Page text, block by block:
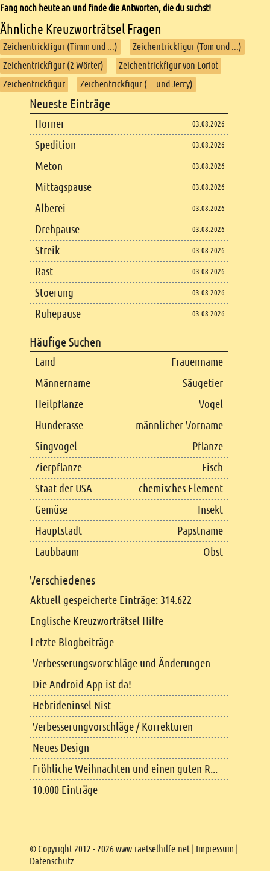
Fang noch heute an und finde die Antworten, die du suchst!
Ähnliche Kreuzworträtsel Fragen
Zeichentrickfigur (Timm und ...)
Zeichentrickfigur (Tom und ...)
Zeichentrickfigur (2 Wörter)
Zeichentrickfigur von Loriot
Zeichentrickfigur
Zeichentrickfigur (... und Jerry)
Copyright
© Copyright 2012 - 2026 www.raetselhilfe.net | Impressum |
Datenschutz
Footer content
Neueste Einträge
Horner 03.08.2026
Spedition 03.08.2026
Meton 03.08.2026
Mittagspause 03.08.2026
Alberei 03.08.2026
Drehpause 03.08.2026
Streik 03.08.2026
Rast 03.08.2026
Stoerung 03.08.2026
Ruhepause 03.08.2026
Häufige Suchen
Land
Frauenname
Männername
Säugetier
Heilpflanze
Vogel
Hunderasse
männlicher Vorname
Singvogel
Pflanze
Zierpflanze
Fisch
Staat der USA
chemisches Element
Gemüse
Insekt
Hauptstadt
Papstname
Laubbaum
Obst
Verschiedenes
Aktuell gespeicherte Einträge: 314.622
Englische Kreuzworträtsel Hilfe
Letzte Blogbeiträge
Verbesserungsvorschläge und Änderungen
Die Android-App ist da!
Hebrideninsel Nist
Verbesserungvorschläge / Korrekturen
Neues Design
Fröhliche Weihnachten und einen guten R...
10.000 Einträge